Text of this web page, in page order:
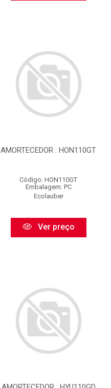
AMORTECEDOR : HON110GT
Código: HON110GT
Embalagem: PC
Ecolauber
Ver preço